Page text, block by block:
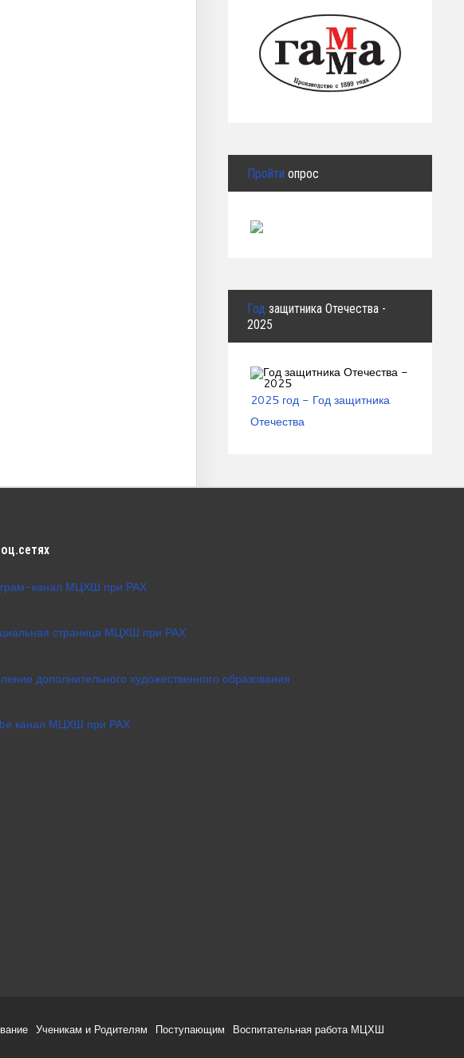
Пройти опрос
Год защитника Отечества -
2025
2025 год - Год защитника
Отечества
канал МЦХШ при РАХ
страница МЦХШ при РАХ
дополнительного художественного образования
канал МЦХШ при РАХ
Ученикам и Родителям Поступающим Воспитательная работа МЦХШ